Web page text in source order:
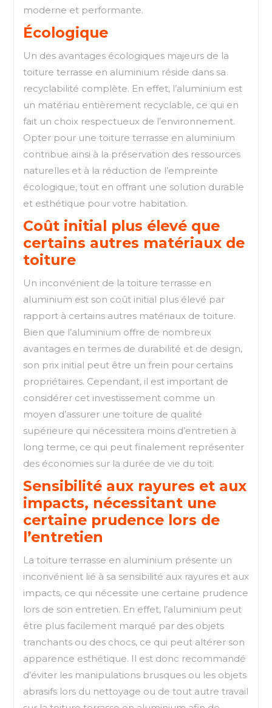
moderne et performante.
Écologique
Un des avantages écologiques majeurs de la
toiture terrasse en aluminium réside dans sa
recyclabilité complète. En effet, l’aluminium est
un matériau entièrement recyclable, ce qui en
fait un choix respectueux de l’environnement.
Opter pour une toiture terrasse en aluminium
contribue ainsi à la préservation des ressources
naturelles et à la réduction de l’empreinte
écologique, tout en offrant une solution durable
et esthétique pour votre habitation.
Coût initial plus élevé que
certains autres matériaux de
toiture
Un inconvénient de la toiture terrasse en
aluminium est son coût initial plus élevé par
rapport à certains autres matériaux de toiture.
Bien que l’aluminium offre de nombreux
avantages en termes de durabilité et de design,
son prix initial peut être un frein pour certains
propriétaires. Cependant, il est important de
considérer cet investissement comme un
moyen d’assurer une toiture de qualité
supérieure qui nécessitera moins d’entretien à
long terme, ce qui peut finalement représenter
des économies sur la durée de vie du toit.
Sensibilité aux rayures et aux
impacts, nécessitant une
certaine prudence lors de
l’entretien
La toiture terrasse en aluminium présente un
inconvénient lié à sa sensibilité aux rayures et aux
impacts, ce qui nécessite une certaine prudence
lors de son entretien. En effet, l’aluminium peut
être plus facilement marqué par des objets
tranchants ou des chocs, ce qui peut altérer son
apparence esthétique. Il est donc recommandé
d’éviter les manipulations brusques ou les objets
abrasifs lors du nettoyage ou de tout autre travail